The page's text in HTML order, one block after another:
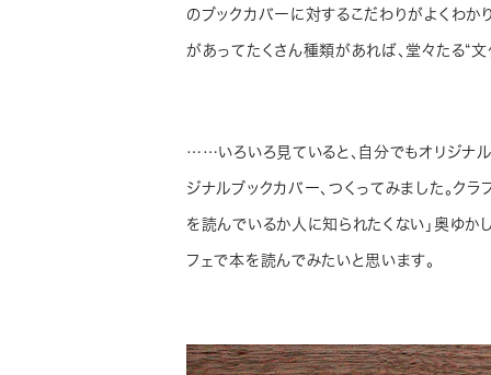
のブックカバーに対するこだわりがよくわか
があってたくさん種類があれば、堂々たる“文
……いろいろ見ていると、自分でもオリジナ
ジナルブックカバー、つくってみました。ク
を読んでいるか人に知られたくない」奥ゆ
フェで本を読んでみたいと思います。